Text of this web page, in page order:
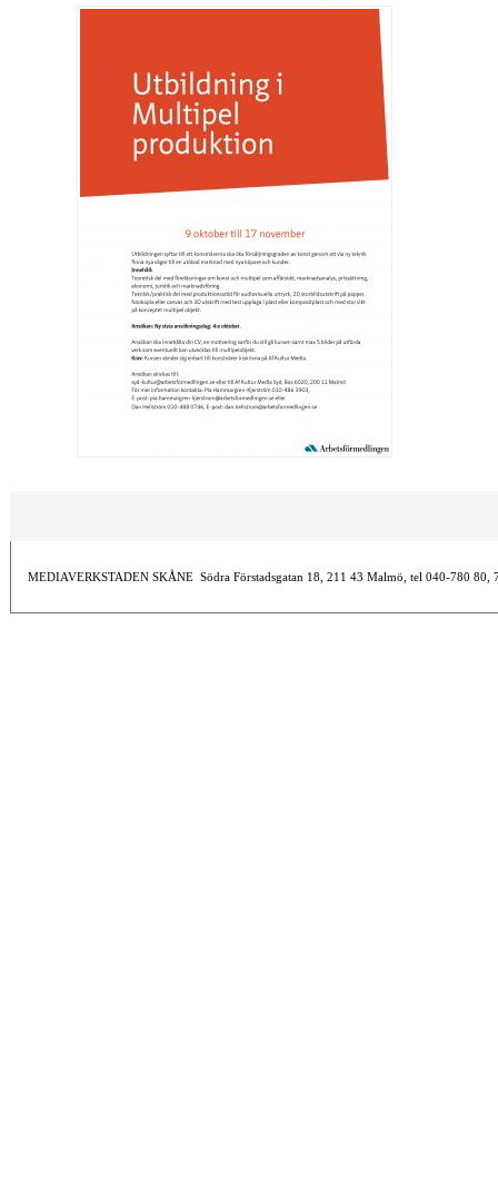
MEDIAVERKSTADEN SKÅNE Södra Förstadsgatan 18, 211 43 Malmö, tel 040-780 80,